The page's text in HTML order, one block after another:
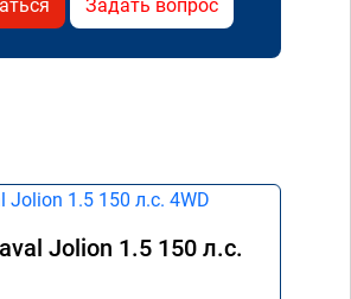
Задать вопрос
Jolion 1.5 150 л.с.